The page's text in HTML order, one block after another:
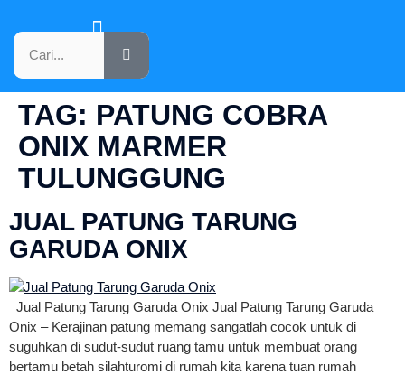
TAG: PATUNG COBRA
ONIX MARMER
TULUNGGUNG
JUAL PATUNG TARUNG
GARUDA ONIX
Jual Patung Tarung Garuda Onix Jual Patung Tarung Garuda
Onix – Kerajinan patung memang sangatlah cocok untuk di
suguhkan di sudut-sudut ruang tamu untuk membuat orang
bertamu betah silahturomi di rumah kita karena tuan rumah